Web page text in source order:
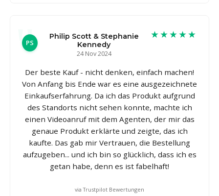
PS
Philip Scott & Stephanie
Kennedy
24 Nov 2024
★★★★★
Der beste Kauf - nicht denken, einfach machen!
Von Anfang bis Ende war es eine ausgezeichnete
Einkaufserfahrung. Da ich das Produkt aufgrund
des Standorts nicht sehen konnte, machte ich
einen Videoanruf mit dem Agenten, der mir das
genaue Produkt erklärte und zeigte, das ich
kaufte. Das gab mir Vertrauen, die Bestellung
aufzugeben... und ich bin so glücklich, dass ich es
getan habe, denn es ist fabelhaft!
via Trustpilot Bewertungen